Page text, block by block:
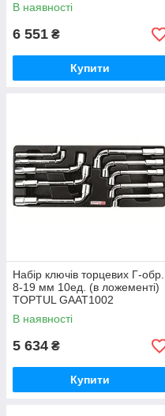
В наявності
6 551 ₴
Купити
Набір ключів торцевих Г-обр.
8-19 мм 10ед. (в ложементі)
TOPTUL GAAT1002
В наявності
5 634 ₴
Купити